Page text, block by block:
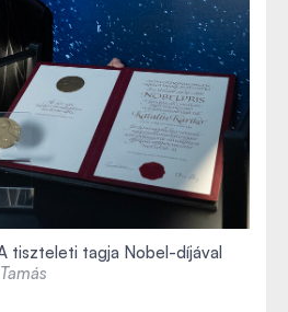
tiszteleti tagja Nobel-díjával